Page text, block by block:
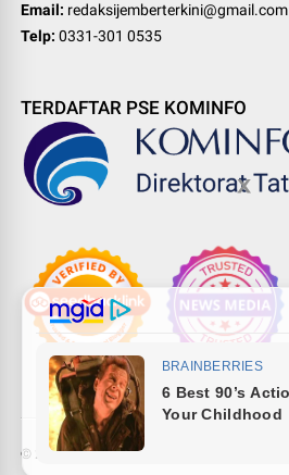
Email: redaksijemberterkini@gmail.com
Telp: 0331-301 0535
TERDAFTAR PSE KOMINFO
© 2026 Pewarta Network